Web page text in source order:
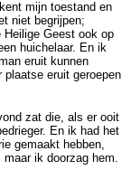
mijn toestand en
niet begrijpen;
Geest ook op
huichelaar. En ik
eruit kunnen
eruit geroepen
zat die, als er ooit
En ik had het
gemaakt hebben,
ik doorzag hem.